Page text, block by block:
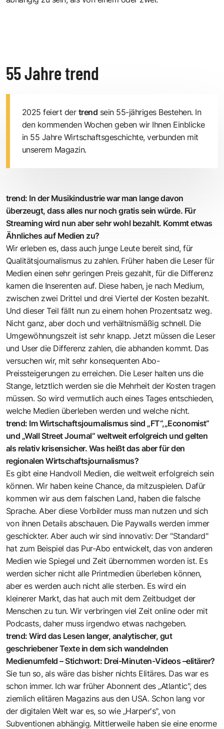
55 Jahre trend
2025 feiert der trend sein 55-jähriges Bestehen. In
den kommenden Wochen geben wir Ihnen Einblicke
in 55 Jahre Wirtschaftsgeschichte, verbunden mit
unserem Magazin.
trend: In der Musikindustrie war man lange davon
überzeugt, dass alles nur noch gratis sein würde. Für
Streaming wird nun aber sehr wohl bezahlt. Kommt etwas
Ähnliches auf Medien zu?
Wir erleben es, dass auch junge Leute bereit sind, für
Qualitätsjournalismus zu zahlen. Früher haben die Leser für
Medien einen sehr geringen Preis gezahlt, für die Differenz
kamen die Inserenten auf. Diese haben, je nach Medium,
zwischen zwei Drittel und drei Viertel der Kosten bezahlt.
Und dieser Teil fällt nun zu einem hohen Prozentsatz weg.
Nicht ganz, aber doch und verhältnismäßig schnell. Die
Umgewöhnungszeit ist sehr knapp. Jetzt müssen die Leser
und User die Differenz zahlen, die abhanden kommt. Das
versuchen wir, mit sehr konsequenten Abo-
Preissteigerungen zu erreichen. Die Leser halten uns die
Stange, letztlich werden sie die Mehrheit der Kosten tragen
müssen. So wird vermutlich auch eines Tages entschieden,
welche Medien überleben werden und welche nicht.
trend: Im Wirtschaftsjournalismus sind „FT“,„Economist“
und „Wall Street Journal“ weltweit erfolgreich und gelten
als relativ krisensicher. Was heißt das aber für den
regionalen Wirtschaftsjournalismus?
Es gibt eine Handvoll Medien, die weltweit erfolgreich sein
können. Wir haben keine Chance, da mitzuspielen. Dafür
kommen wir aus dem falschen Land, haben die falsche
Sprache. Aber diese Vorbilder muss man nutzen und sich
von ihnen Details abschauen. Die Paywalls werden immer
geschickter. Aber auch wir sind innovativ: Der "Standard"
hat zum Beispiel das Pur-Abo entwickelt, das von anderen
Medien wie Spiegel und Zeit übernommen worden ist. Es
werden sicher nicht alle Printmedien überleben können,
aber es werden auch nicht alle sterben. Es wird ein
kleinerer Markt, das hat auch mit dem Zeitbudget der
Menschen zu tun. Wir verbringen viel Zeit online oder mit
Podcasts, daher muss irgendwo etwas nachgeben.
trend: Wird das Lesen langer, analytischer, gut
geschriebener Texte in dem sich wandelnden
Medienumfeld – Stichwort: Drei-Minuten-Videos –elitärer?
Sie tun so, als wäre das bisher nichts Elitäres. Das war es
schon immer. Ich war früher Abonnent des „Atlantic", des
ziemlich elitären Magazins aus den USA. Schon lang vor
der digitalen Welt war es, so wie „Harper's", von
Subventionen abhängig. Mittlerweile haben sie eine enorme